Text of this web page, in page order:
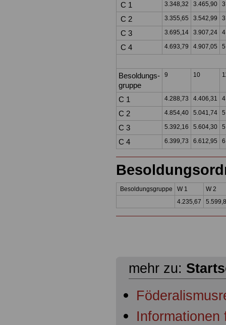
C 1 3.348,32 3.465,90
C 2 3.355,65 3.542,99
C 3 3.695,14 3.907,24
C 4 4.693,79 4.907,05
Besoldungs-
gruppe
9 10
C 1 4.288,73 4.406,31
C 2 4.854,40 5.041,74
C 3 5.392,16 5.604,30
C 4 6.399,73 6.612,95
Besoldungsgruppe W 1
W 2
4.235,67
mehr zu:
Informationen